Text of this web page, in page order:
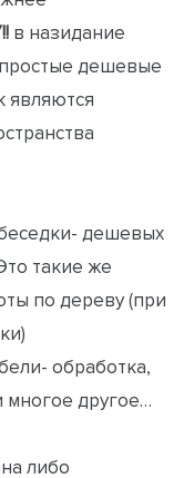
в назидание
простые дешевые
являются
дешевых
такие же
по дереву (при
обработка,
многое другое…
либо